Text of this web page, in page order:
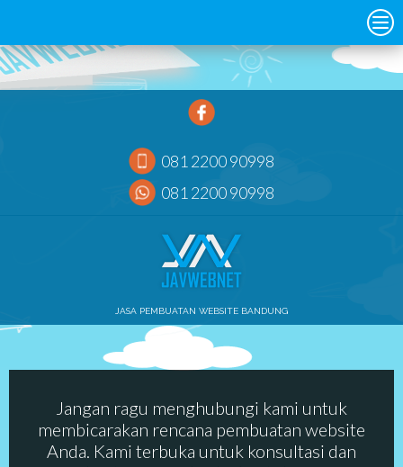
081 2200 90998
081 2200 90998
JASA PEMBUATAN WEBSITE BANDUNG
Jangan ragu menghubungi kami untuk
membicarakan rencana pembuatan website
Anda. Kami terbuka untuk konsultasi dan